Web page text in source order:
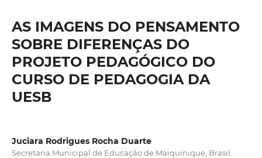
AS IMAGENS DO PENSAMENTO
SOBRE DIFERENÇAS DO
PROJETO PEDAGÓGICO DO
CURSO DE PEDAGOGIA DA
UESB
Juciara Rodrigues Rocha Duarte
Secretaria Municipal de Educação de Maiquinique, Brasil.